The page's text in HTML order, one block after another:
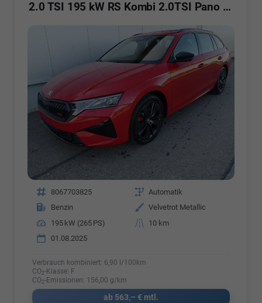
2.0 TSI 195 kW RS Kombi 2.0TSI Pano Matrix Area AHK Sound GV5
Fahrzeugnr. 8067703825 Getriebe Automatik
Kraftstoff
Benzin Außenfarbe
Velvetrot Metallic
Leistung
195 kW (265 PS) Kilometerstand
10 km
01.08.2025
Verbrauch kombiniert: 6,90 l/100km
CO2-Klasse: F
CO2-Emissionen: 156,00 g/km
ab 563,– € mtl.